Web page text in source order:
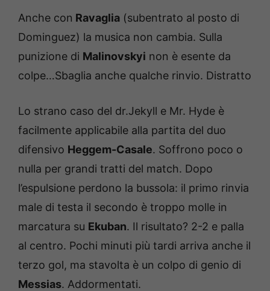
Anche con Ravaglia (subentrato al posto di
Dominguez) la musica non cambia. Sulla
punizione di Malinovskyi non è esente da
colpe…Sbaglia anche qualche rinvio. Distratto
Lo strano caso del dr.Jekyll e Mr. Hyde è
facilmente applicabile alla partita del duo
difensivo Heggem-Casale. Soffrono poco o
nulla per grandi tratti del match. Dopo
l’espulsione perdono la bussola: il primo rinvia
male di testa il secondo è troppo molle in
marcatura su Ekuban. Il risultato? 2-2 e palla
al centro. Pochi minuti più tardi arriva anche il
terzo gol, ma stavolta è un colpo di genio di
Messias. Addormentati.